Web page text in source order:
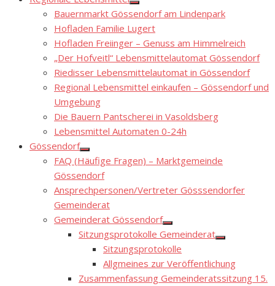
Show
sub
menu
Bauernmarkt Gössendorf am Lindenpark
Hofladen Familie Lugert
Hofladen Freiinger – Genuss am Himmelreich
„Der Hofveitl“ Lebensmittelautomat Gössendorf
Riedisser Lebensmittelautomat in Gössendorf
Regional Lebensmittel einkaufen – Gössendorf und
Umgebung
Die Bauern Pantscherei in Vasoldsberg
Lebensmittel Automaten 0-24h
Gössendorf
Show
sub
menu
FAQ (Häufige Fragen) – Marktgemeinde
Gössendorf
Ansprechpersonen/Vertreter Gösssendorfer
Gemeinderat
Gemeinderat Gössendorf
Show
sub
menu
Sitzungsprotokolle Gemeinderat
Show
menu
Sitzungsprotokolle
Allgmeines zur Veröffentlichung
Zusammenfassung Gemeinderatssitzung 15.